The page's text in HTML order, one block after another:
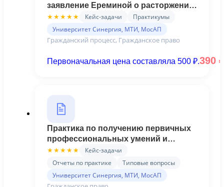
заявление Ереминой о расторжении
брака и разделе совместно нажитого
имущества с Ереминым - КЕЙС № 7
(Синергия)
★★★★★ Кейс-задачи
Практикумы
Университет Синергия, МТИ, МосАП
Гражданский процесс, Гражданское право
Первоначальная цена составляла 500 ₽.390
Практика по получению первичных
профессиональных умений и
навыков, 2024. 40.03.01
Юриспруденция / Гражданско-
Андреевич, Сотрудник
★★★★★
Кейс-задачи
Отчеты по практике
Типовые вопросы
Университет Синергия, МТИ, МосАП